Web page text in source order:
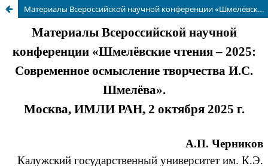
Материалы Всероссийской научной конференции «Шмелёвские чтения – 2025: Современное осмысление творчества И.С. Шмелёва» (2 октября 2025 г., ИМЛИ РАН, г. Москва)